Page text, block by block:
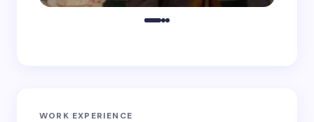
WORK EXPERIENCE